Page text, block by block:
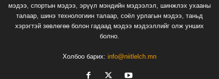
мэдээ, спортын мэдээ, эрүүл мэндийн мэдээлэл, шинжлэх ухааны
талаар, шинэ технологиин талаар, соёл урлагын мэдээ, таньд
хэрэгтэй зөвлөгөө болон гадаад мэдээ мэдээллийг олж унших
болно.
Холбоо барих: info@niitlelch.mn